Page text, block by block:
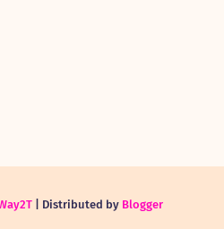
| Distributed by Blogger